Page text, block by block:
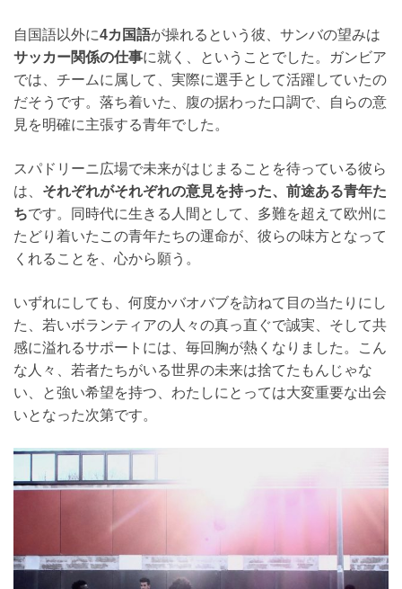
自国語以外に4カ国語が操れるという彼、サンバの望みは
サッカー関係の仕事に就く、ということでした。ガンビア
では、チームに属して、実際に選手として活躍していたの
だそうです。落ち着いた、腹の据わった口調で、自らの意
見を明確に主張する青年でした。
スパドリーニ広場で未来がはじまることを待っている彼ら
は、 それぞれがそれぞれの意見を持った、前途ある青年た
ちです。同時代に生きる人間として、多難を超えて欧州に
たどり着いたこの青年たちの運命が、彼らの味方となって
くれることを、心から願う。
いずれにしても、何度かバオバブを訪ねて目の当たりにし
た、若いボランティアの人々の真っ直ぐで誠実、そして共
感に溢れるサポートには、毎回胸が熱くなりました。こん
な人々、若者たちがいる世界の未来は捨てたもんじゃな
い、と強い希望を持つ、わたしにとっては大変重要な出会
いとなった次第です。